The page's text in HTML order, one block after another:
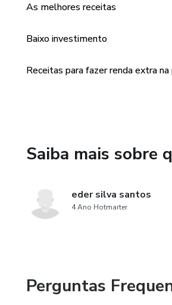
As melhores receitas
Baixo investimento
Receitas para fazer renda extra na
Saiba mais sobre
eder silva santos
4 Ano Hotmarter
Perguntas